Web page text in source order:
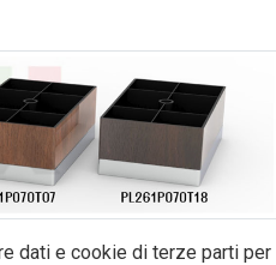
dati e cookie di terze parti per